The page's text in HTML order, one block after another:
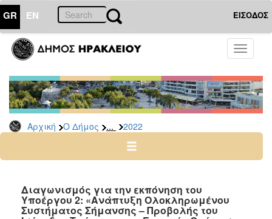
GR EN ΕΙΣΟΔΟΣ
Toggle
Αρχική Ο Δήμος ... 2022
ΔΗΜΟΣ
Διακηρύξεις
-
Δημοπρασίες
Αρχείο
2025
2023
2022
Διαγωνισμός για την εκπόνηση του
Υποέργου 2: «Ανάπτυξη Ολοκληρωμένου
Συστήματος Σήμανσης – Προβολής του